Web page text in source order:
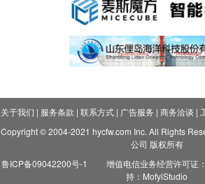
关于我们 | 服务条款 | 联系方式| 广告服务 | 商务洽谈 |
Copyright © 2004-2021 hycfw.com Inc. All Rights
公司 版权所有
鲁ICP备09042200号-1
增值电信业务经营许可证
持：MofyiStudio